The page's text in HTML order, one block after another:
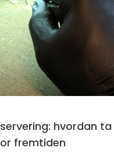
hvordan
fremtiden